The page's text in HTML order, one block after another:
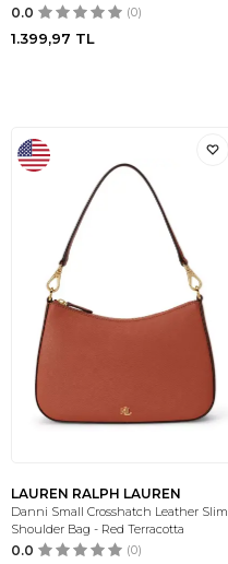
0.0 (0)
1.399,97 TL
LAUREN RALPH LAUREN
Danni Small Crosshatch Leather Slim
Shoulder Bag - Red Terracotta
0.0 (0)